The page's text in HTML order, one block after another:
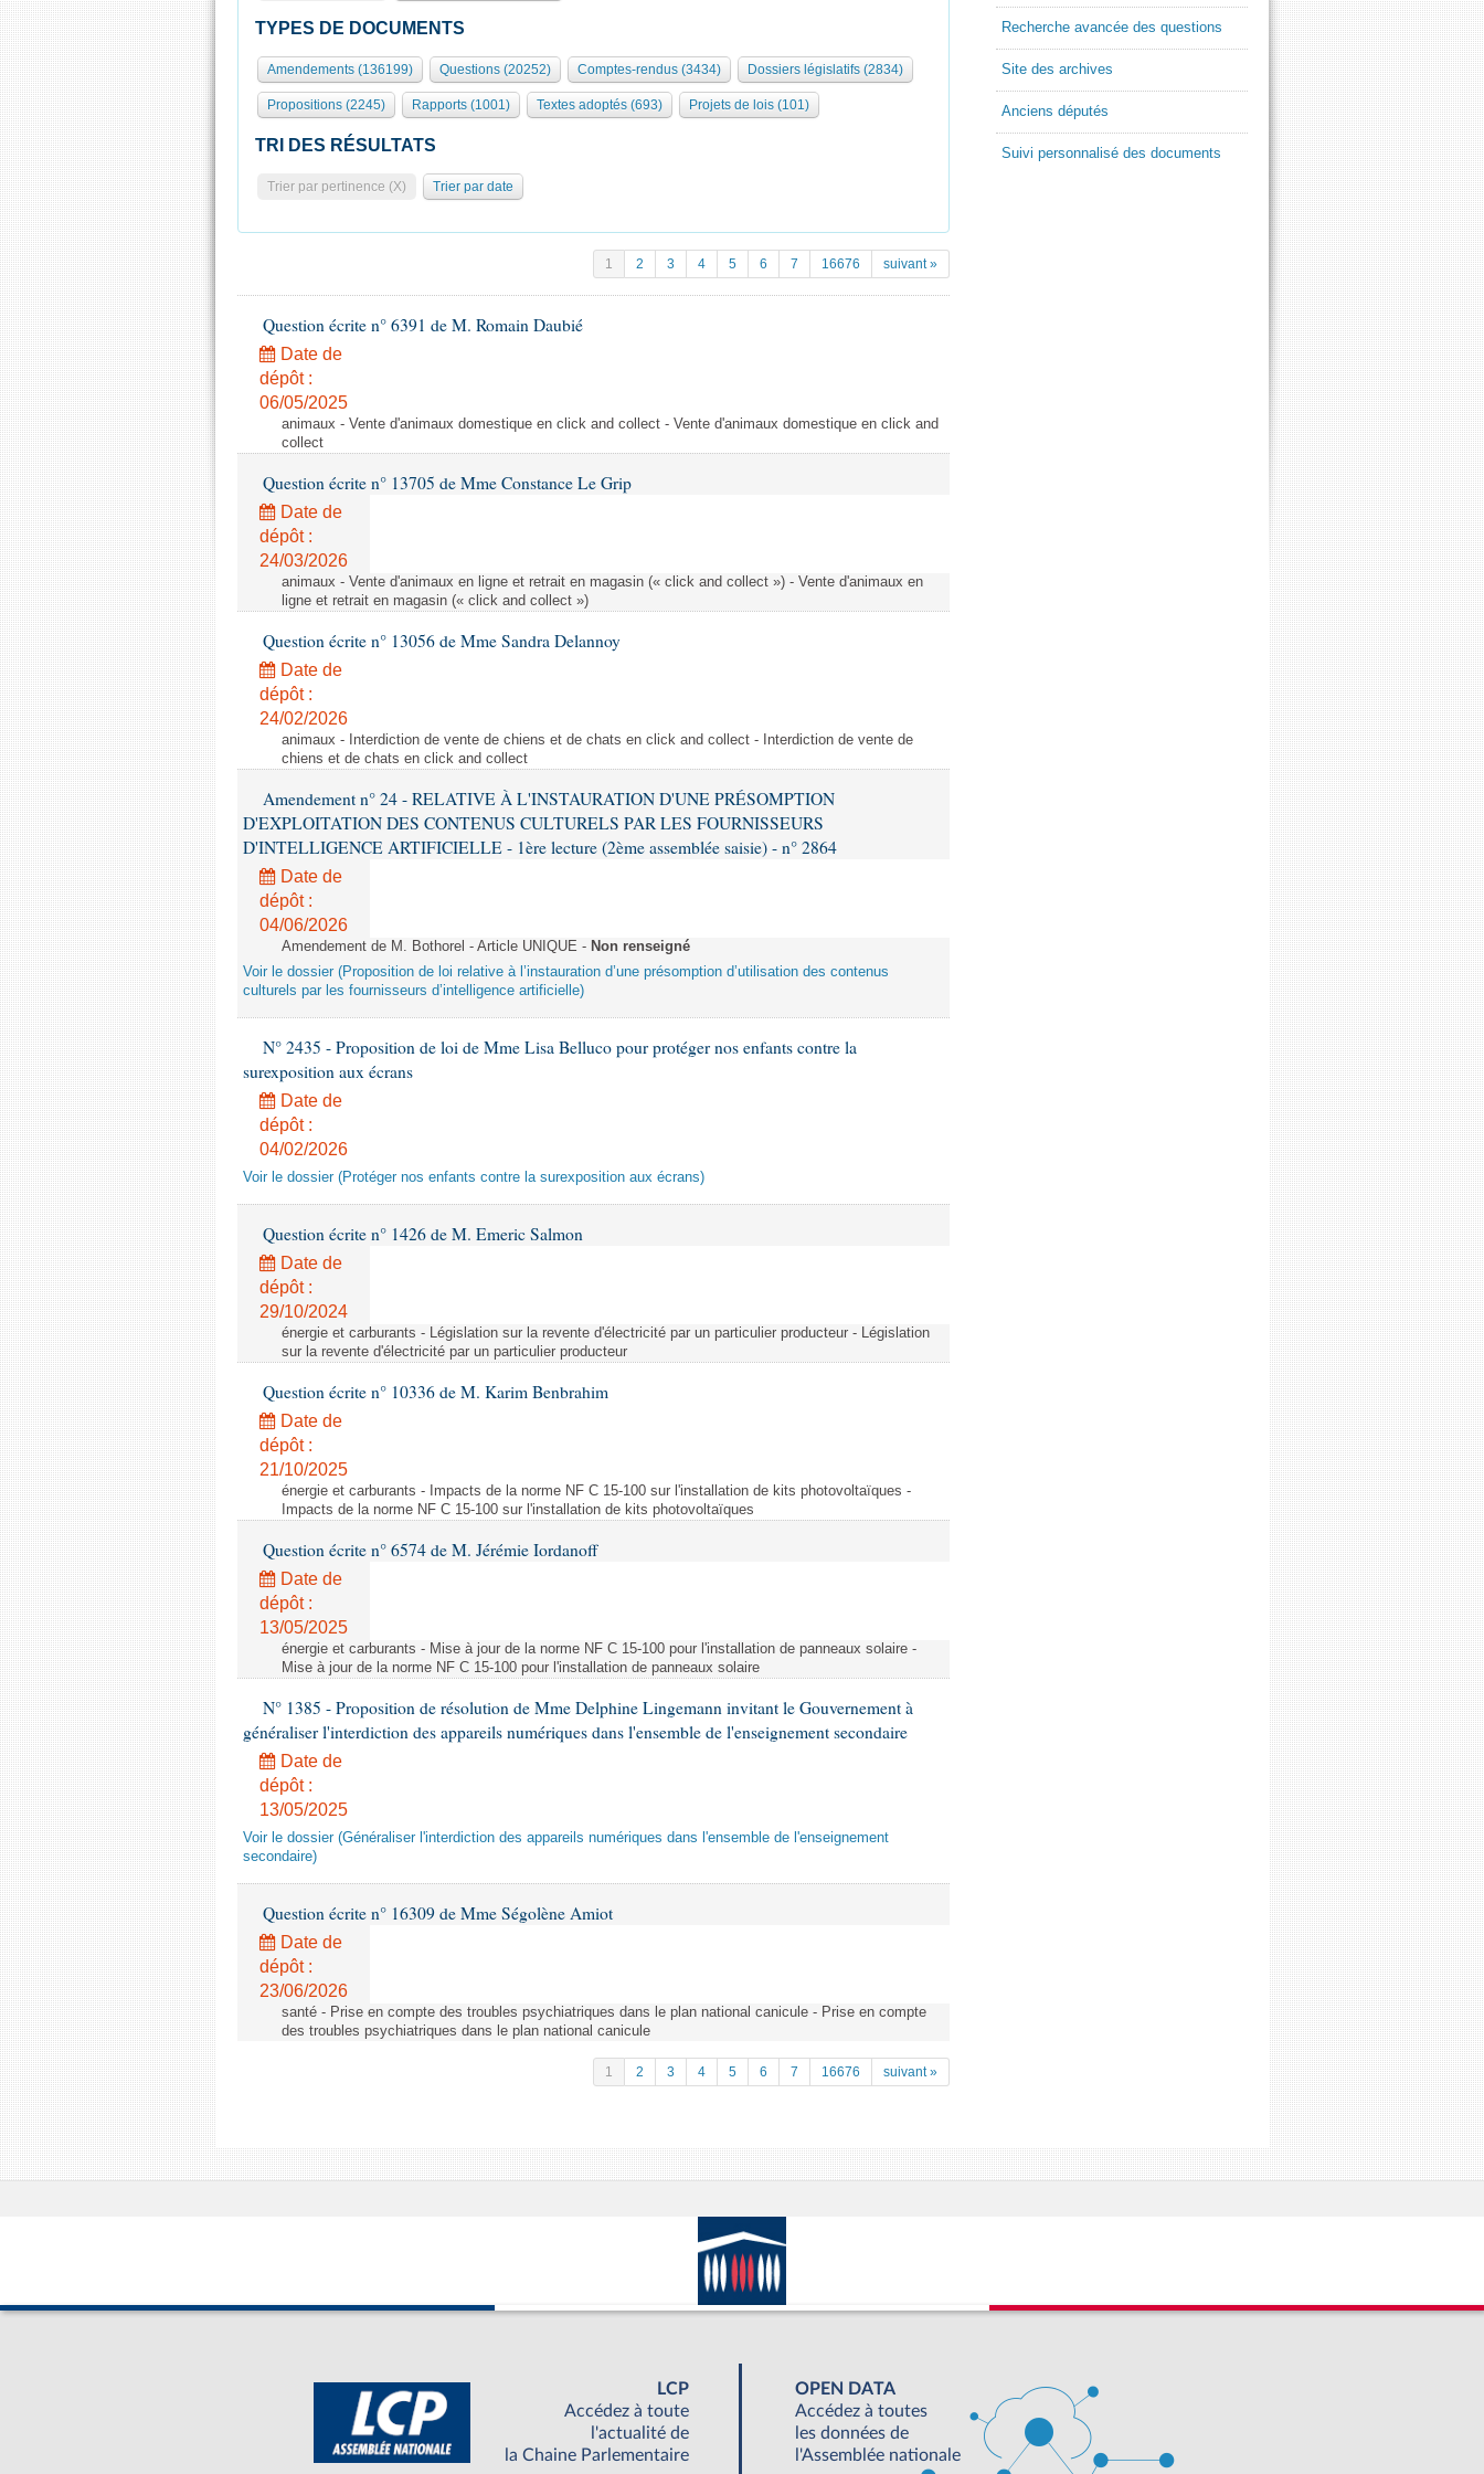
TYPES DE DOCUMENTS
Amendements (136199) Questions (20252) Comptes-rendus (3434) Dossiers législatifs (2834)
Propositions (2245) Rapports (1001) Textes adoptés (693) Projets de lois (101)
TRI DES RÉSULTATS
Trier par pertinence (X) Trier par date
1 2 3 4 5 6 7 16676 suivant »
Question écrite n° 6391 de M. Romain Daubié
Date de
dépôt :
06/05/2025
animaux - Vente d'animaux domestique en click and collect - Vente d'animaux domestique en click and
collect
Question écrite n° 13705 de Mme Constance Le Grip
Date de
dépôt :
24/03/2026
animaux - Vente d'animaux en ligne et retrait en magasin (« click and collect ») - Vente d'animaux en
ligne et retrait en magasin (« click and collect »)
Question écrite n° 13056 de Mme Sandra Delannoy
Date de
dépôt :
24/02/2026
animaux - Interdiction de vente de chiens et de chats en click and collect - Interdiction de vente de
chiens et de chats en click and collect
Amendement n° 24 - RELATIVE À L'INSTAURATION D'UNE PRÉSOMPTION
D'EXPLOITATION DES CONTENUS CULTURELS PAR LES FOURNISSEURS
D'INTELLIGENCE ARTIFICIELLE - 1ère lecture (2ème assemblée saisie) - n° 2864
Date de
dépôt :
04/06/2026
Amendement de M. Bothorel - Article UNIQUE - Non renseigné
Voir le dossier (Proposition de loi relative à l’instauration d’une présomption d’utilisation des contenus
culturels par les fournisseurs d’intelligence artificielle)
N° 2435 - Proposition de loi de Mme Lisa Belluco pour protéger nos enfants contre la
surexposition aux écrans
Date de
dépôt :
04/02/2026
Voir le dossier (Protéger nos enfants contre la surexposition aux écrans)
Question écrite n° 1426 de M. Emeric Salmon
Date de
dépôt :
29/10/2024
énergie et carburants - Législation sur la revente d'électricité par un particulier producteur - Législation
sur la revente d'électricité par un particulier producteur
Question écrite n° 10336 de M. Karim Benbrahim
Date de
dépôt :
21/10/2025
énergie et carburants - Impacts de la norme NF C 15-100 sur l'installation de kits photovoltaïques -
Impacts de la norme NF C 15-100 sur l'installation de kits photovoltaïques
Question écrite n° 6574 de M. Jérémie Iordanoff
Date de
dépôt :
13/05/2025
énergie et carburants - Mise à jour de la norme NF C 15-100 pour l'installation de panneaux solaire -
Mise à jour de la norme NF C 15-100 pour l'installation de panneaux solaire
N° 1385 - Proposition de résolution de Mme Delphine Lingemann invitant le Gouvernement à
généraliser l'interdiction des appareils numériques dans l'ensemble de l'enseignement secondaire
Date de
dépôt :
13/05/2025
Voir le dossier (Généraliser l'interdiction des appareils numériques dans l'ensemble de l'enseignement
secondaire)
Question écrite n° 16309 de Mme Ségolène Amiot
Date de
dépôt :
23/06/2026
santé - Prise en compte des troubles psychiatriques dans le plan national canicule - Prise en compte
des troubles psychiatriques dans le plan national canicule
1 2 3 4 5 6 7 16676 suivant »
Recherche avancée des questions
Site des archives
Anciens députés
Suivi personnalisé des documents
LCP
Accédez à toute
l'actualité de
la Chaine Parlementaire
OPEN DATA
Accédez à toutes
les données de
l'Assemblée nationale